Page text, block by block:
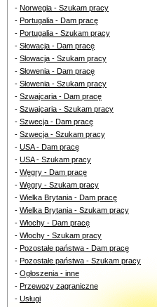
- Norwegia - Szukam pracy
- Portugalia - Dam pracę
- Portugalia - Szukam pracy
- Słowacja - Dam pracę
- Słowacja - Szukam pracy
- Słowenia - Dam pracę
- Słowenia - Szukam pracy
- Szwajcaria - Dam pracę
- Szwajcaria - Szukam pracy
- Szwecja - Dam pracę
- Szwecja - Szukam pracy
- USA - Dam pracę
- USA - Szukam pracy
- Węgry - Dam pracę
- Węgry - Szukam pracy
- Wielka Brytania - Dam pracę
- Wielka Brytania - Szukam pracy
- Włochy - Dam pracę
- Włochy - Szukam pracy
- Pozostałe państwa - Dam pracę
- Pozostałe państwa - Szukam pracy
- Ogłoszenia - inne
- Przewozy zagraniczne
- Usługi